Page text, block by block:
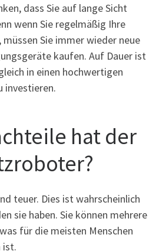
dass Sie auf lange Sicht
wenn Sie regelmäßig Ihre
Sie immer wieder neue
kaufen. Auf Dauer ist
in einen hochwertigen
investieren.
hat der
teuer. Dies ist wahrscheinlich
sie haben. Sie können mehrere
für die meisten Menschen
ist.